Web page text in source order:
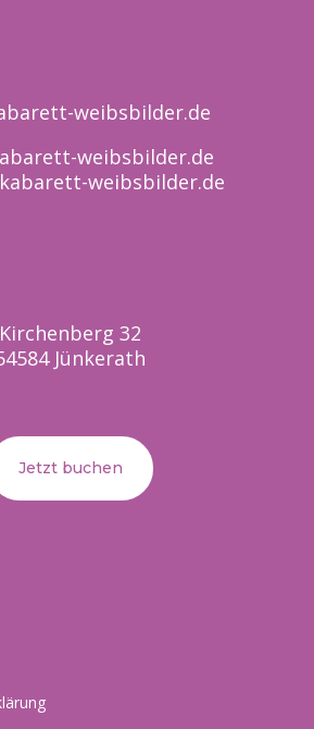
weibsbilder.de
weibsbilder.de
weibsbilder.de
Kirchenberg 32
Jünkerath
Jetzt buchen